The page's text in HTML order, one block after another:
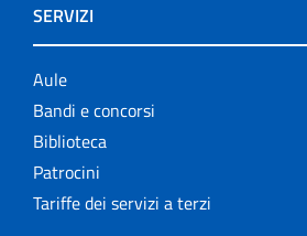
SERVIZI
Aule
Bandi e concorsi
Biblioteca
Patrocini
Tariffe dei servizi a terzi